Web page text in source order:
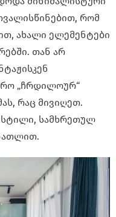
რომ
ახალი ელემენტები
თან არ
„ჩრდილოურ“
რაც მივიღეთ.
სამხრეთულ